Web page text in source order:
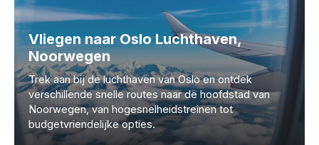
Vliegen naar Oslo Luchthaven,
Noorwegen
Trek aan bij de luchthaven van Oslo en ontdek
verschillende snelle routes naar de hoofdstad van
Noorwegen, van hogesnelheidstreinen tot
budgetvriendelijke opties.